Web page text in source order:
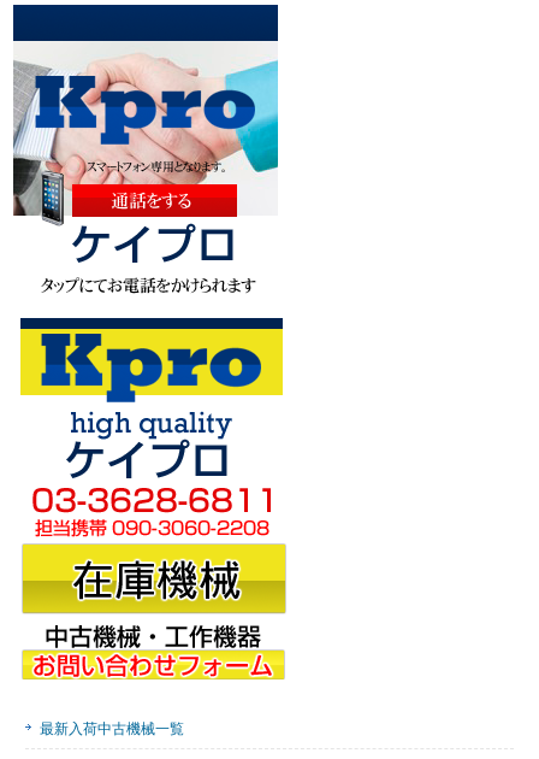
最新入荷中古機械一覧